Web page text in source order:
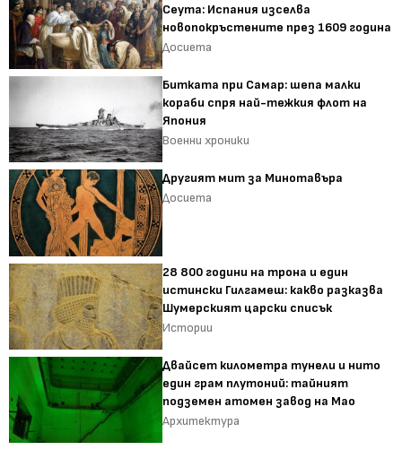
Сеута: Испания изселва
новопокръстените през 1609 година
Досиета
Битката при Самар: шепа малки
кораби спря най-тежкия флот на
Япония
Военни хроники
Другият мит за Минотавъра
Досиета
28 800 години на трона и един
истински Гилгамеш: какво разказва
Шумерският царски списък
Истории
Двайсет километра тунели и нито
един грам плутоний: тайният
подземен атомен завод на Мао
Архитектура